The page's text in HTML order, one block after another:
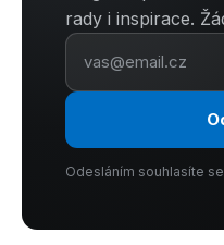
rady i inspirace.
Odesláním souhlasíte